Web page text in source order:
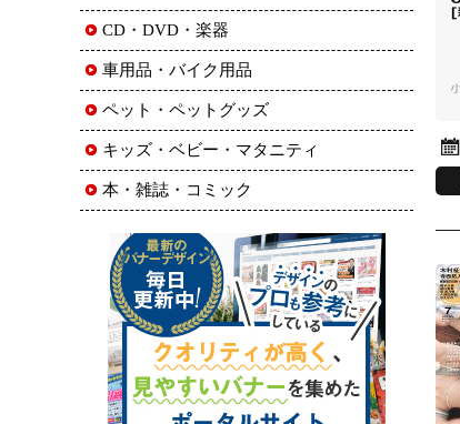
CD・DVD・楽器
車用品・バイク用品
ペット・ペットグッズ
キッズ・ベビー・マタニティ
本・雑誌・コミック